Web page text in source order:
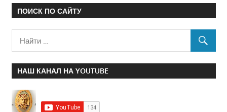
ПОИСК ПО САЙТУ
НАШ КАНАЛ НА YOUTUBE